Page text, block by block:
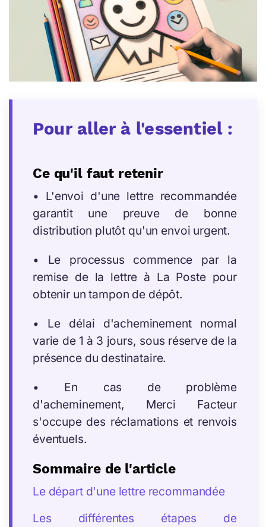
Pour aller à l'essentiel :
Ce qu'il faut retenir
• L'envoi d'une lettre recommandée
garantit une preuve de bonne
distribution plutôt qu'un envoi urgent.
• Le processus commence par la
remise de la lettre à La Poste pour
obtenir un tampon de dépôt.
• Le délai d'acheminement normal
varie de 1 à 3 jours, sous réserve de la
présence du destinataire.
• En cas de problème
d'acheminement, Merci Facteur
s'occupe des réclamations et renvois
éventuels.
Sommaire de l'article
Le départ d'une lettre recommandée
Les différentes étapes de